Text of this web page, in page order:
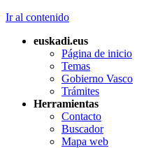
Ir al contenido
euskadi.eus
Página de inicio
Temas
Gobierno Vasco
Trámites
Herramientas
Contacto
Buscador
Mapa web